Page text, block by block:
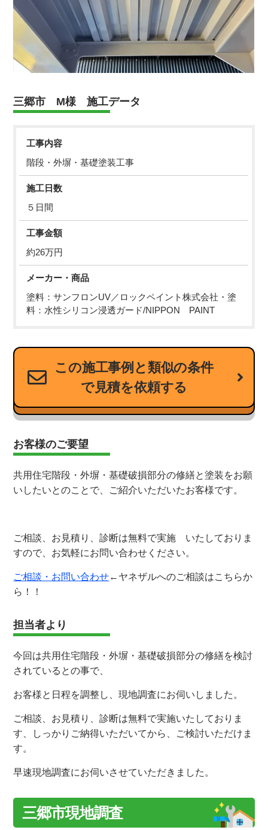
三郷市 M様 施工データ
工事内容
階段・外塀・基礎塗装工事
施工日数
５日間
工事金額
約26万円
メーカー・商品
塗料：サンフロンUV／ロックペイント株式会社・塗
料：水性シリコン浸透ガード/NIPPON PAINT
この施工事例と類似の条件
で見積を依頼する
お客様のご要望
共用住宅階段・外塀・基礎破損部分の修繕と塗装をお願
いしたいとのことで、ご紹介いただいたお客様です。
ご相談、お見積り、診断は無料で実施 いたしておりま
すので、お気軽にお問い合わせください。
ご相談・お問い合わせ←ヤネザルへのご相談はこちらか
ら！！
担当者より
今回は共用住宅階段・外塀・基礎破損部分の修繕を検討
されているとの事で、
お客様と日程を調整し、現地調査にお伺いしました。
ご相談、お見積り、診断は無料で実施いたしておりま
す、しっかりご納得いただいてから、ご検討いただけま
す。
早速現地調査にお伺いさせていただきました。
三郷市現地調査